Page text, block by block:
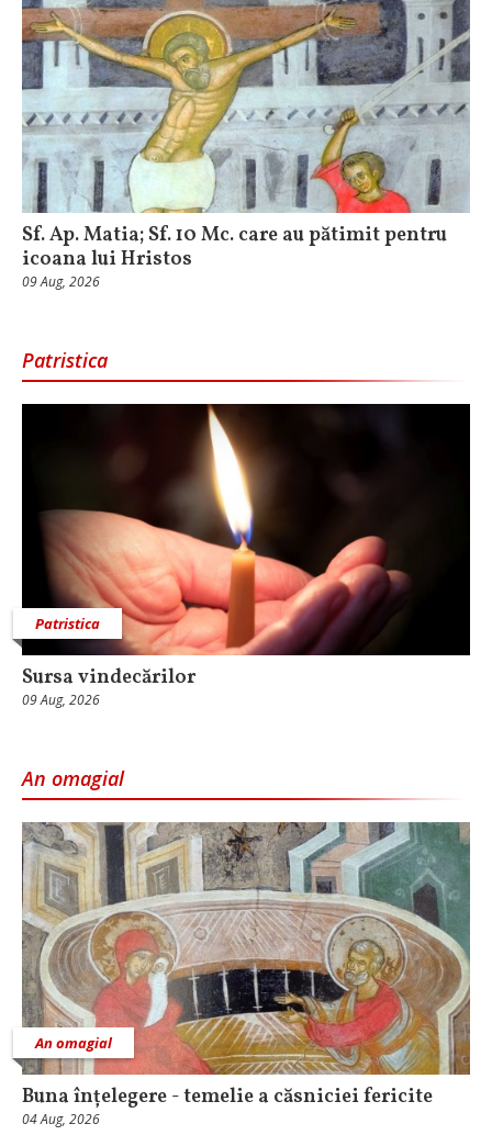
Sf. Ap. Matia; Sf. 10 Mc. care au pătimit pentru
icoana lui Hristos
09 Aug, 2026
Patristica
Patristica
Sursa vindecărilor
09 Aug, 2026
An omagial
An omagial
Buna înțelegere - temelie a căsniciei fericite
04 Aug, 2026